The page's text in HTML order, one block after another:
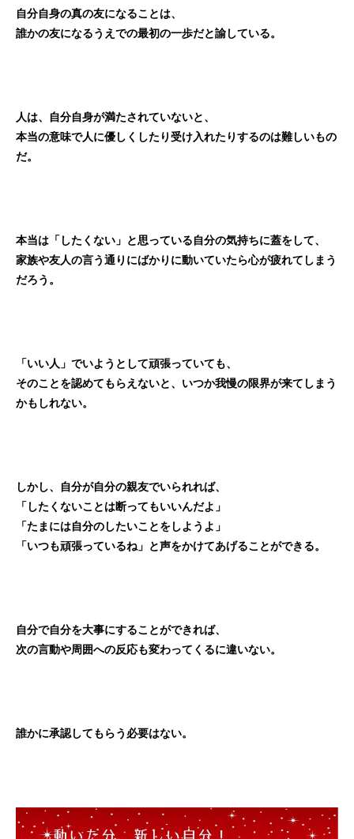
自分自身の真の友になることは、
誰かの友になるうえでの最初の一歩だと諭している。
人は、自分自身が満たされていないと、
本当の意味で人に優しくしたり受け入れたりするのは難しいもの
だ。
本当は「したくない」と思っている自分の気持ちに蓋をして、
家族や友人の言う通りにばかりに動いていたら心が疲れてしまう
だろう。
「いい人」でいようとして頑張っていても、
そのことを認めてもらえないと、いつか我慢の限界が来てしまう
かもしれない。
しかし、自分が自分の親友でいられれば、
「したくないことは断ってもいいんだよ」
「たまには自分のしたいことをしようよ」
「いつも頑張っているね」と声をかけてあげることができる。
自分で自分を大事にすることができれば、
次の言動や周囲への反応も変わってくるに違いない。
誰かに承認してもらう必要はない。